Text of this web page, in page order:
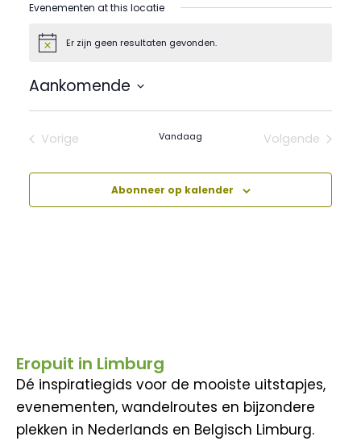
Evenementen at this locatie
BerichtEr zijn geen resultaten gevonden.
Aankomende
datum.
Vorige
Vandaag
Volgende
Abonneer op kalender
Eropuit in Limburg
Dé inspiratiegids voor de mooiste uitstapjes,
evenementen, wandelroutes en bijzondere
plekken in Nederlands en Belgisch Limburg.